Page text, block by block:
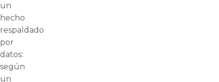
un
hecho
respaldado
por
datos:
según
un